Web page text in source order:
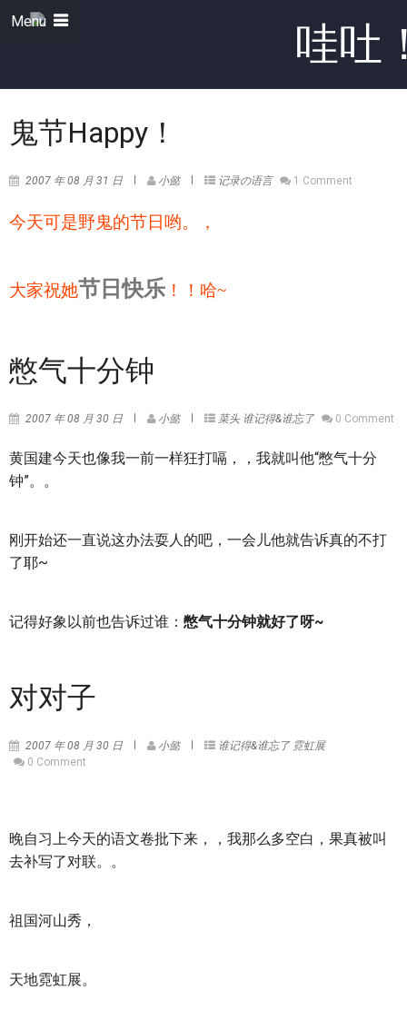
Menu
鬼节Happy！
2007 年 08 月 31 日 小懿 记录の语言 1 Comment
今天可是野鬼的节日哟。，
大家祝她节日快乐 ！！哈~
憋气十分钟
2007 年 08 月 30 日 小懿 菜头 谁记得&谁忘了 0 Comment
黄国建今天也像我一前一样狂打嗝，，我就叫他“憋气十分
钟”。。
刚开始还一直说这办法耍人的吧，一会儿他就告诉真的不打
了耶~
记得好象以前也告诉过谁： 憋气十分钟就好了呀~
对对子
2007 年 08 月 30 日 小懿 谁记得&谁忘了 霓虹展
0 Comment
晚自习上今天的语文卷批下来，，我那么多空白，果真被叫
去补写了对联。。
祖国河山秀，
天地霓虹展。